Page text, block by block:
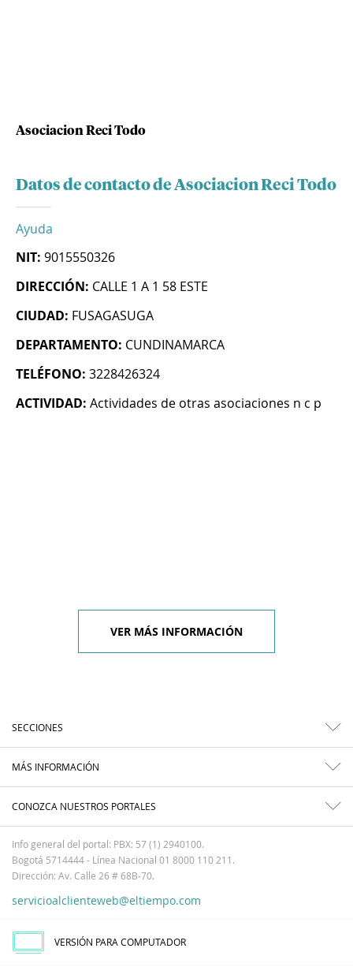
Asociacion Reci Todo
Datos de contacto de Asociacion Reci Todo
Ayuda
NIT: 9015550326
DIRECCIÓN: CALLE 1 A 1 58 ESTE
CIUDAD: FUSAGASUGA
DEPARTAMENTO: CUNDINAMARCA
TELÉFONO: 3228426324
ACTIVIDAD: Actividades de otras asociaciones n c p
VER MÁS INFORMACIÓN
SECCIONES
MÁS INFORMACIÓN
CONOZCA NUESTROS PORTALES
Info general del portal: PBX: 57 (1) 2940100.
Bogotá 5714444 - Línea Nacional 01 8000 110 211.
Dirección: Av. Calle 26 # 68B-70.
servicioalclienteweb@eltiempo.com
VERSIÓN PARA COMPUTADOR